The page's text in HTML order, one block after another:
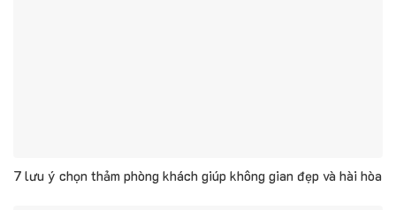
7 lưu ý chọn thảm phòng khách giúp không gian đẹp và hài hòa